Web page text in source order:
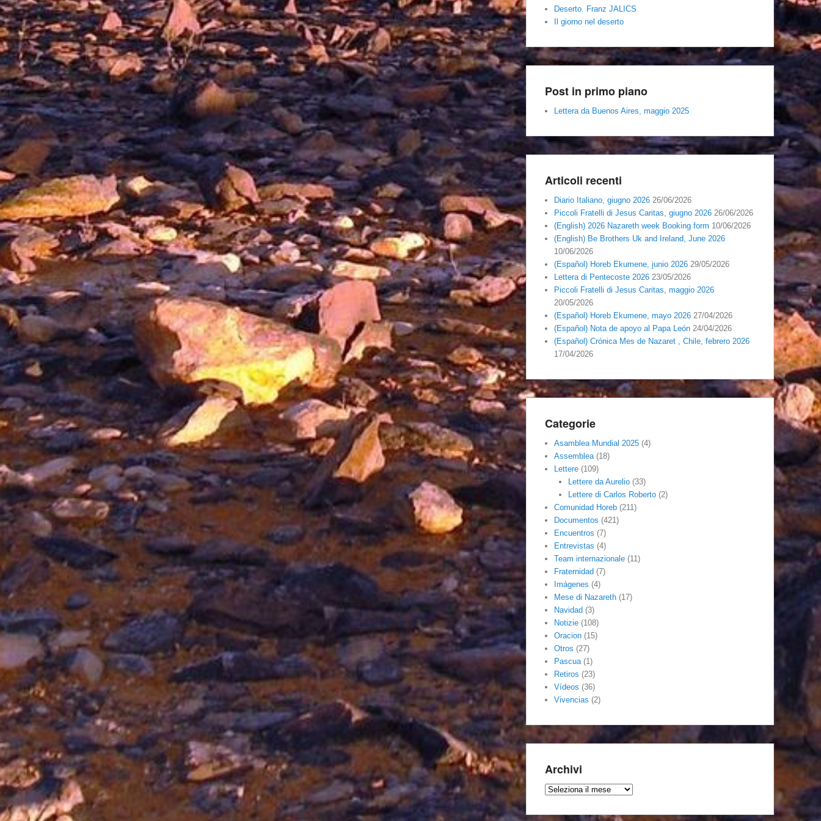
Deserto. Franz JALICS
Il giorno nel deserto
Post in primo piano
Lettera da Buenos Aires, maggio 2025
Articoli recenti
Diario Italiano, giugno 2026 26/06/2026
Piccoli Fratelli di Jesus Caritas, giugno 2026 26/06/2026
(English) 2026 Nazareth week Booking form 10/06/2026
(English) Be Brothers Uk and Ireland, June 2026
10/06/2026
(Español) Horeb Ekumene, junio 2026 29/05/2026
Lettera di Pentecoste 2026 23/05/2026
Piccoli Fratelli di Jesus Caritas, maggio 2026
20/05/2026
(Español) Horeb Ekumene, mayo 2026 27/04/2026
(Español) Nota de apoyo al Papa León 24/04/2026
(Español) Crónica Mes de Nazaret , Chile, febrero 2026
17/04/2026
Categorie
Asamblea Mundial 2025 (4)
Assemblea(18)
Lettere (109)
Lettere da Aurelio(33)
Lettere di Carlos Roberto(2)
Comunidad Horeb (211)
Documentos (421)
Encuentros (7)
Entrevistas (4)
Team internazionale (11)
Fraternidad (7)
Imágenes (4)
Mese di Nazareth (17)
Navidad (3)
Notizie (108)
Oracion (15)
Otros (27)
Pascua(1)
Retiros (23)
Vídeos (36)
Vivencias (2)
Archivi
Archivi